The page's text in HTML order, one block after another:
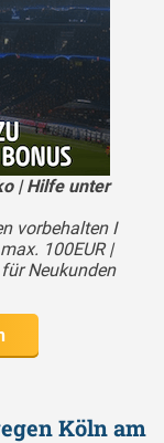
| Hilfe unter
vorbehalten I
100EUR |
Neukunden
Köln am